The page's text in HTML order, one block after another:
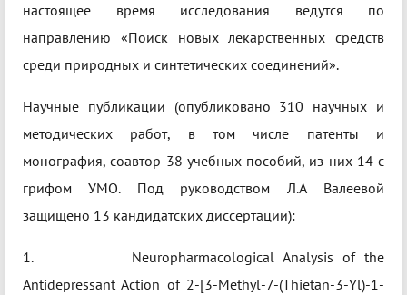
настоящее время исследования ведутся по
направлению «Поиск новых лекарственных средств
среди природных и синтетических соединений».
Научные публикации (опубликовано 310 научных и
методических работ, в том числе патенты и
монография, соавтор 38 учебных пособий, из них 14 с
грифом УМО. Под руководством Л.А Валеевой
защищено 13 кандидатских диссертации):
1. Neuropharmacological Analysis of the
Antidepressant Action of 2-[3-Methyl-7-(Thietan-3-Yl)-1-